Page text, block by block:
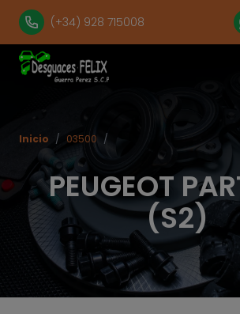
(+34) 928 715008
PEUGEOT
(S2)
Inicio / 03500 /